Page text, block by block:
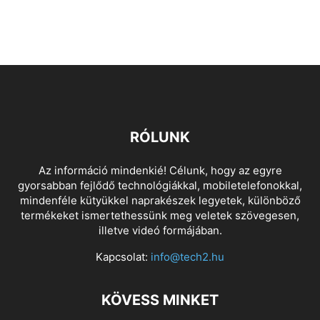
RÓLUNK
Az információ mindenkié! Célunk, hogy az egyre
gyorsabban fejlődő technológiákkal, mobiletelefonokkal,
mindenféle kütyükkel naprakészek legyetek, különböző
termékeket ismertethessünk meg veletek szövegesen,
illetve videó formájában.
Kapcsolat: info@tech2.hu
KÖVESS MINKET